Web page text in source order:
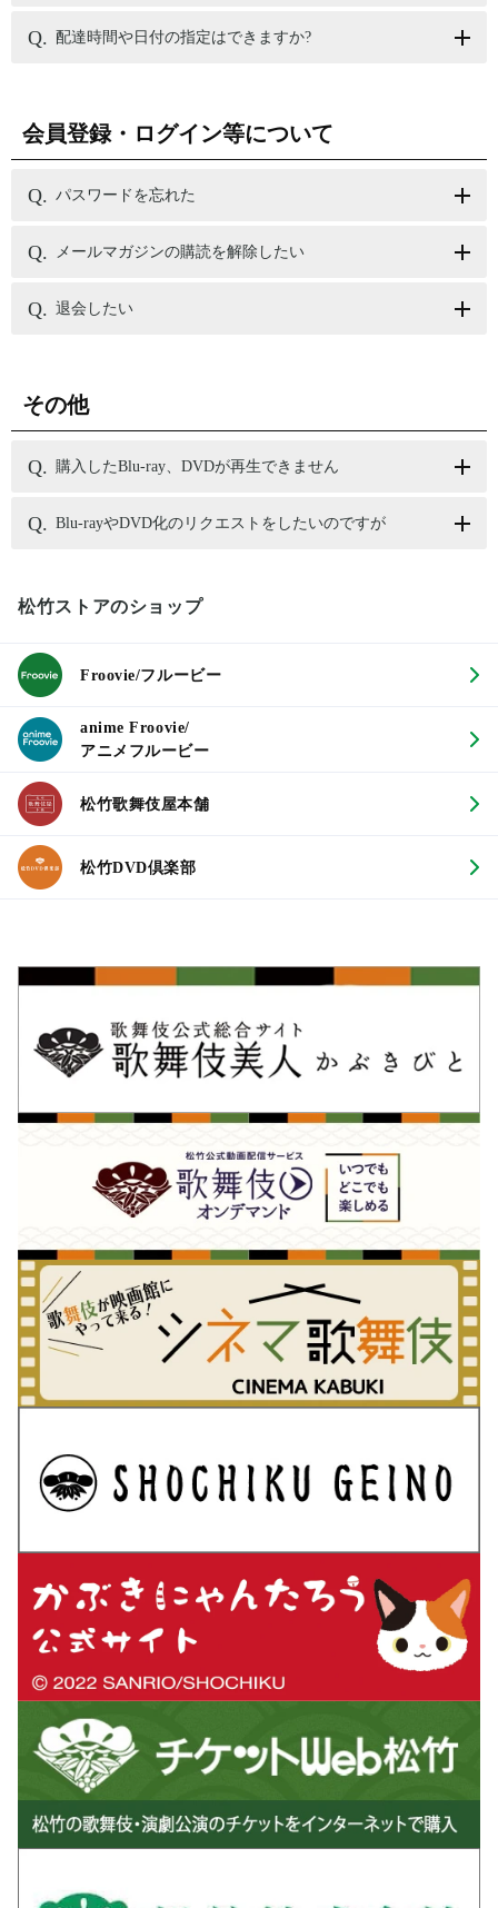
配達時間や日付の指定はできますか?
会員登録・ログイン等について
パスワードを忘れた
メールマガジンの購読を解除したい
退会したい
その他
購入したBlu-ray、DVDが再生できません
Blu-rayやDVD化のリクエストをしたいのですが
松竹ストアのショップ
Froovie/フルービー
anime Froovie/
アニメフルービー
松竹歌舞伎屋本舗
松竹DVD倶楽部